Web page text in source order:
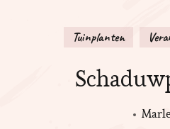
Tuinplanten